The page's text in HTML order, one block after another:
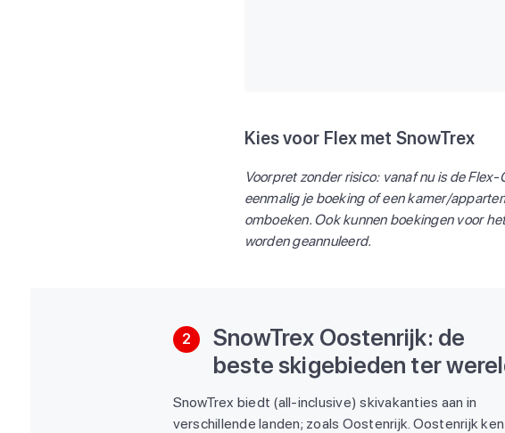
Kies voor Flex met SnowTrex
Voorpret zonder risico: vanaf nu is de
eenmalig je boeking of een kamer/
omboeken. Ook kunnen boekingen voor
worden geannuleerd.
2
SnowTrex Oostenrijk: de
beste skigebieden ter
SnowTrex biedt (all-inclusive) skivakanties aan in
verschillende landen; zoals Oostenrijk. Oostenrijk